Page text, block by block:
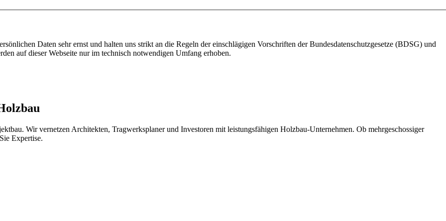
Daten sehr ernst und halten uns strikt an die Regeln der einschlägigen Vorschriften der Bundesdatenschutzgesetze (BDSG) und
auf dieser Webseite nur im technisch notwendigen Umfang erhoben.
Wir vernetzen Architekten, Tragwerksplaner und Investoren mit leistungsfähigen Holzbau-Unternehmen. Ob mehrgeschossiger
Expertise.